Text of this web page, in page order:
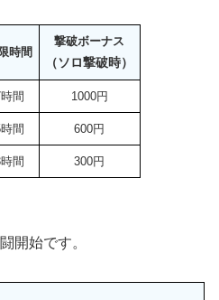
時間
撃破ボーナス
（ソロ撃破時）
間 1000円
間 600円
間 300円
開始です。